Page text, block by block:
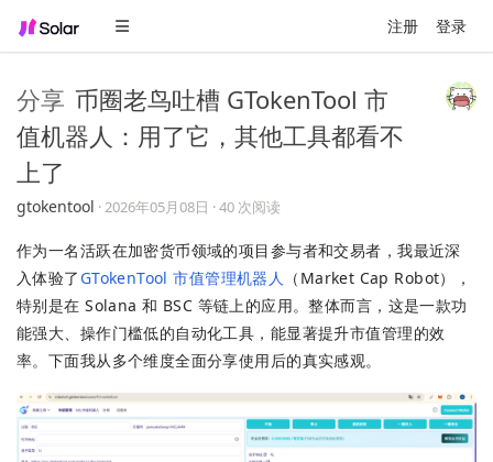
注册 登录
分享 币圈老鸟吐槽 GTokenTool 市
值机器人：用了它，其他工具都看不
上了
gtokentool ·2026年05月08日 · 40 次阅读
作为一名活跃在加密货币领域的项目参与者和交易者，我最近深
入体验了 GTokenTool 市值管理机器人 （Market Cap Robot），
特别是在 Solana 和 BSC 等链上的应用。整体而言，这是一款功
能强大、操作门槛低的自动化工具，能显著提升市值管理的效
率。下面我从多个维度全面分享使用后的真实感观。